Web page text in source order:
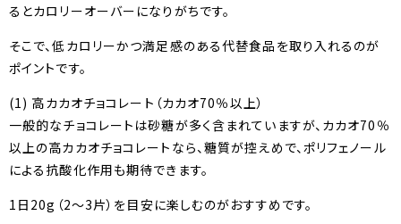
るとカロリーオーバーになりがちです。
そこで、低カロリーかつ満足感のある代替食品を取り入れるのが
ポイントです。
(1) 高カカオチョコレート（カカオ70％以上）
一般的なチョコレートは砂糖が多く含まれていますが、カカオ70％
以上の高カカオチョコレートなら、糖質が控えめで、ポリフェノール
による抗酸化作用も期待できます。
1日20g（2〜3片）を目安に楽しむのがおすすめです。